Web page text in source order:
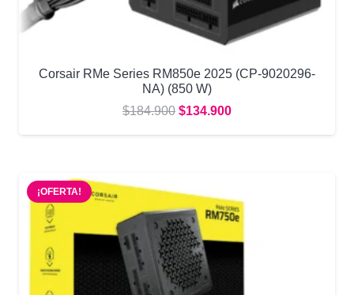
Corsair RMe Series RM850e 2025 (CP-9020296-
NA) (850 W)
$184.900 El
precio
$184.900.
$134.900El
precio
$134.900.
¡OFERTA!